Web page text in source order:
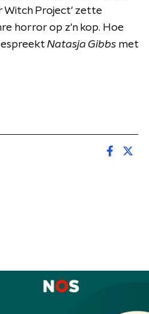
Witch Project' zette
horror op z'n kop. Hoe
Natasja Gibbs met